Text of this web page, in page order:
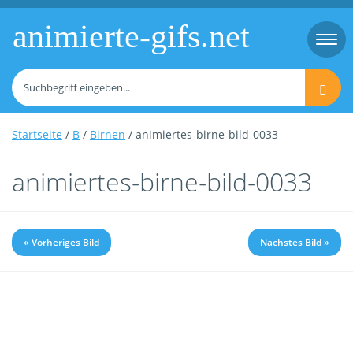
animierte-gifs.net
Startseite / B / Birnen / animiertes-birne-bild-0033
animiertes-birne-bild-0033
« Vorheriges Bild Nächstes Bild »